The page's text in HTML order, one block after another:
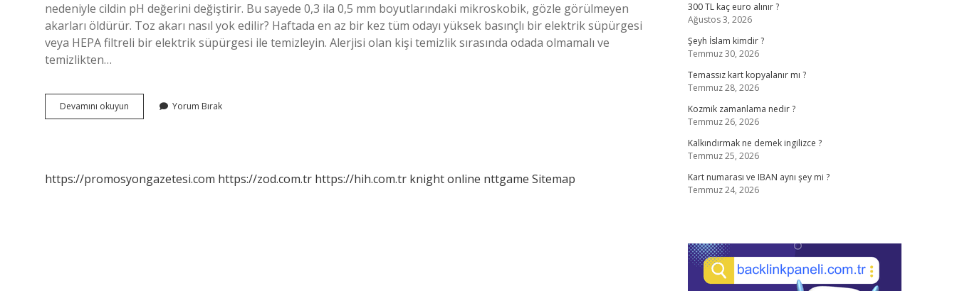
nedeniyle cildin pH değerini değiştirir. Bu sayede 0,3 ila 0,5 mm boyutlarındaki mikroskobik, gözle görülmeyen
akarları öldürür. Toz akarı nasıl yok edilir? Haftada en az bir kez tüm odayı yüksek basınçlı bir elektrik süpürgesi
veya HEPA filtreli bir elektrik süpürgesi ile temizleyin. Alerjisi olan kişi temizlik sırasında odada olmamalı ve
temizlikten…
Devamını okuyun Karbonat
Akarları
Yorum Bırak
https://promosyongazetesi.com https://zod.com.tr https://hih.com.tr knight online nttgame Sitemap
300 TL kaç euro alınır ?
Ağustos 3, 2026
Şeyh İslam kimdir ?
Temmuz 30, 2026
Temassız kart kopyalanır mı ?
Temmuz 28, 2026
Kozmik zamanlama nedir ?
Temmuz 26, 2026
Kalkındırmak ne demek ingilizce ?
Temmuz 25, 2026
Kart numarası ve IBAN aynı şey mi ?
Temmuz 24, 2026